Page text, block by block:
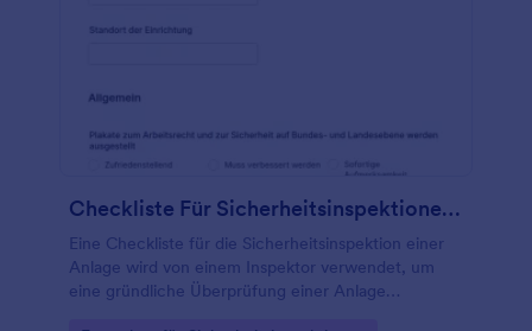
Checkliste Für Sicherheitsinspektionen Von Einrichtungen
Eine Checkliste für die Sicherheitsinspektion einer
Anlage wird von einem Inspektor verwendet, um
eine gründliche Überprüfung einer Anlage